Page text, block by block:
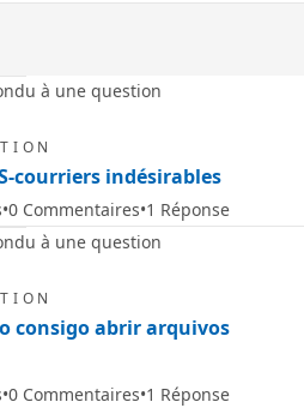
à une question
courriers indésirables
0 Commentaires 1 Réponse
à une question
consigo abrir arquivos
0 Commentaires 1 Réponse